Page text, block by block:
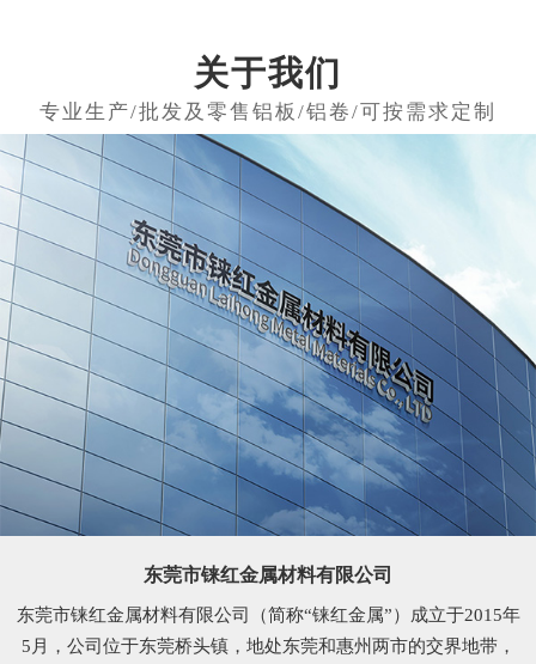
关于我们
东莞市铼红金属材料有限公司
东莞市铼红金属材料有限公司（简称“铼红金属”）成立于2015年
5月，公司位于东莞桥头镇，地处东莞和惠州两市的交界地带，